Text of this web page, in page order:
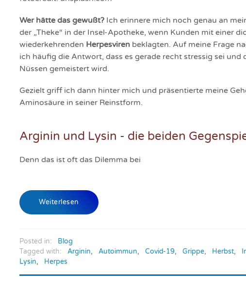
Wer hätte das gewußt? Ich erinnere mich noch genau an
der „Theke“ in der Insel-Apotheke, wenn Kunden mit einer
wiederkehrenden Herpesviren beklagten. Auf meine Frage
ich häufig die Antwort, dass es gerade recht stressig sei
Nüssen gemeistert wird.
Gezielt griff ich dann hinter mich und präsentierte meine
Aminosäure in seiner Reinstform.
Arginin und Lysin - die beiden
Denn das ist oft das Dilemma bei
Weiterlesen
Posted in:
Blog
Tagged with:
Arginin, Autoimmun, Covid-19, Grippe, Herbst,
Lysin, Herpes